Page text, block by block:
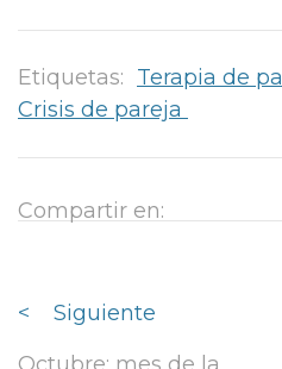
Etiquetas: Terapia de
Crisis de pareja
Compartir en:
<
Siguiente